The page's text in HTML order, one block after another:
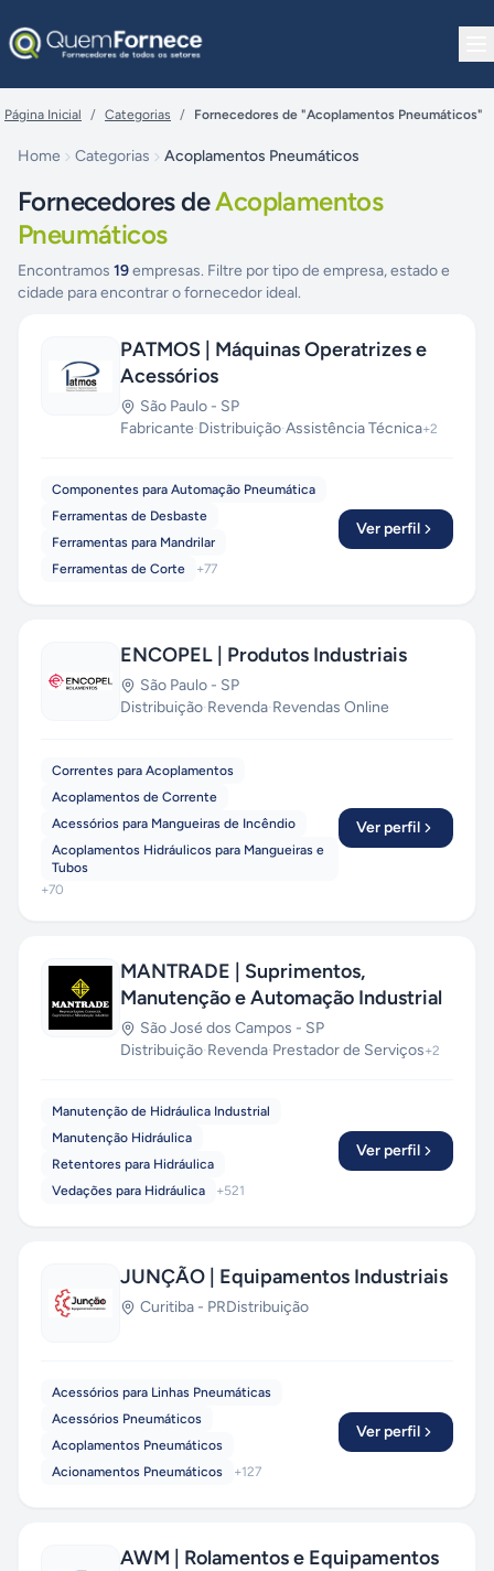
Página Inicial / Categorias / Fornecedores de "Acoplamentos Pneumáticos"
Home Categorias Acoplamentos Pneumáticos
Fornecedores deAcoplamentos
Pneumáticos
Encontramos 19empresas. Filtre por tipo de empresa, estado e
cidade para encontrar o fornecedor ideal.
PATMOS | Máquinas Operatrizes e
Acessórios
São Paulo - SP
Fabricante·Distribuição·Assistência Técnica+2
Componentes para Automação Pneumática
Ferramentas de Desbaste
Ferramentas para Mandrilar
Ferramentas de Corte
+77
Ver perfil
ENCOPEL | Produtos Industriais
São Paulo - SP
Distribuição·Revenda·Revendas Online
Correntes para Acoplamentos
Acoplamentos de Corrente
Acessórios para Mangueiras de Incêndio
Acoplamentos Hidráulicos para Mangueiras e
Tubos
+70
Ver perfil
MANTRADE | Suprimentos,
Manutenção e Automação Industrial
São José dos Campos - SP
Distribuição·Revenda·Prestador de Serviços+2
Manutenção de Hidráulica Industrial
Manutenção Hidráulica
Retentores para Hidráulica
Vedações para Hidráulica
+521
Ver perfil
JUNÇÃO | Equipamentos Industriais
Curitiba - PRDistribuição
Acessórios para Linhas Pneumáticas
Acessórios Pneumáticos
Acoplamentos Pneumáticos
Acionamentos Pneumáticos
+127
Ver perfil
AWM | Rolamentos e Equipamentos